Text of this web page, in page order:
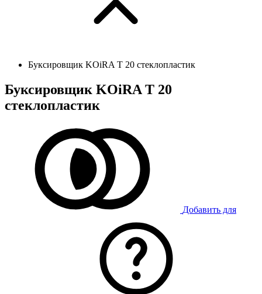
Буксировщик KOiRA T 20 стеклопластик
Буксировщик KOiRA T 20
стеклопластик
Добавить для